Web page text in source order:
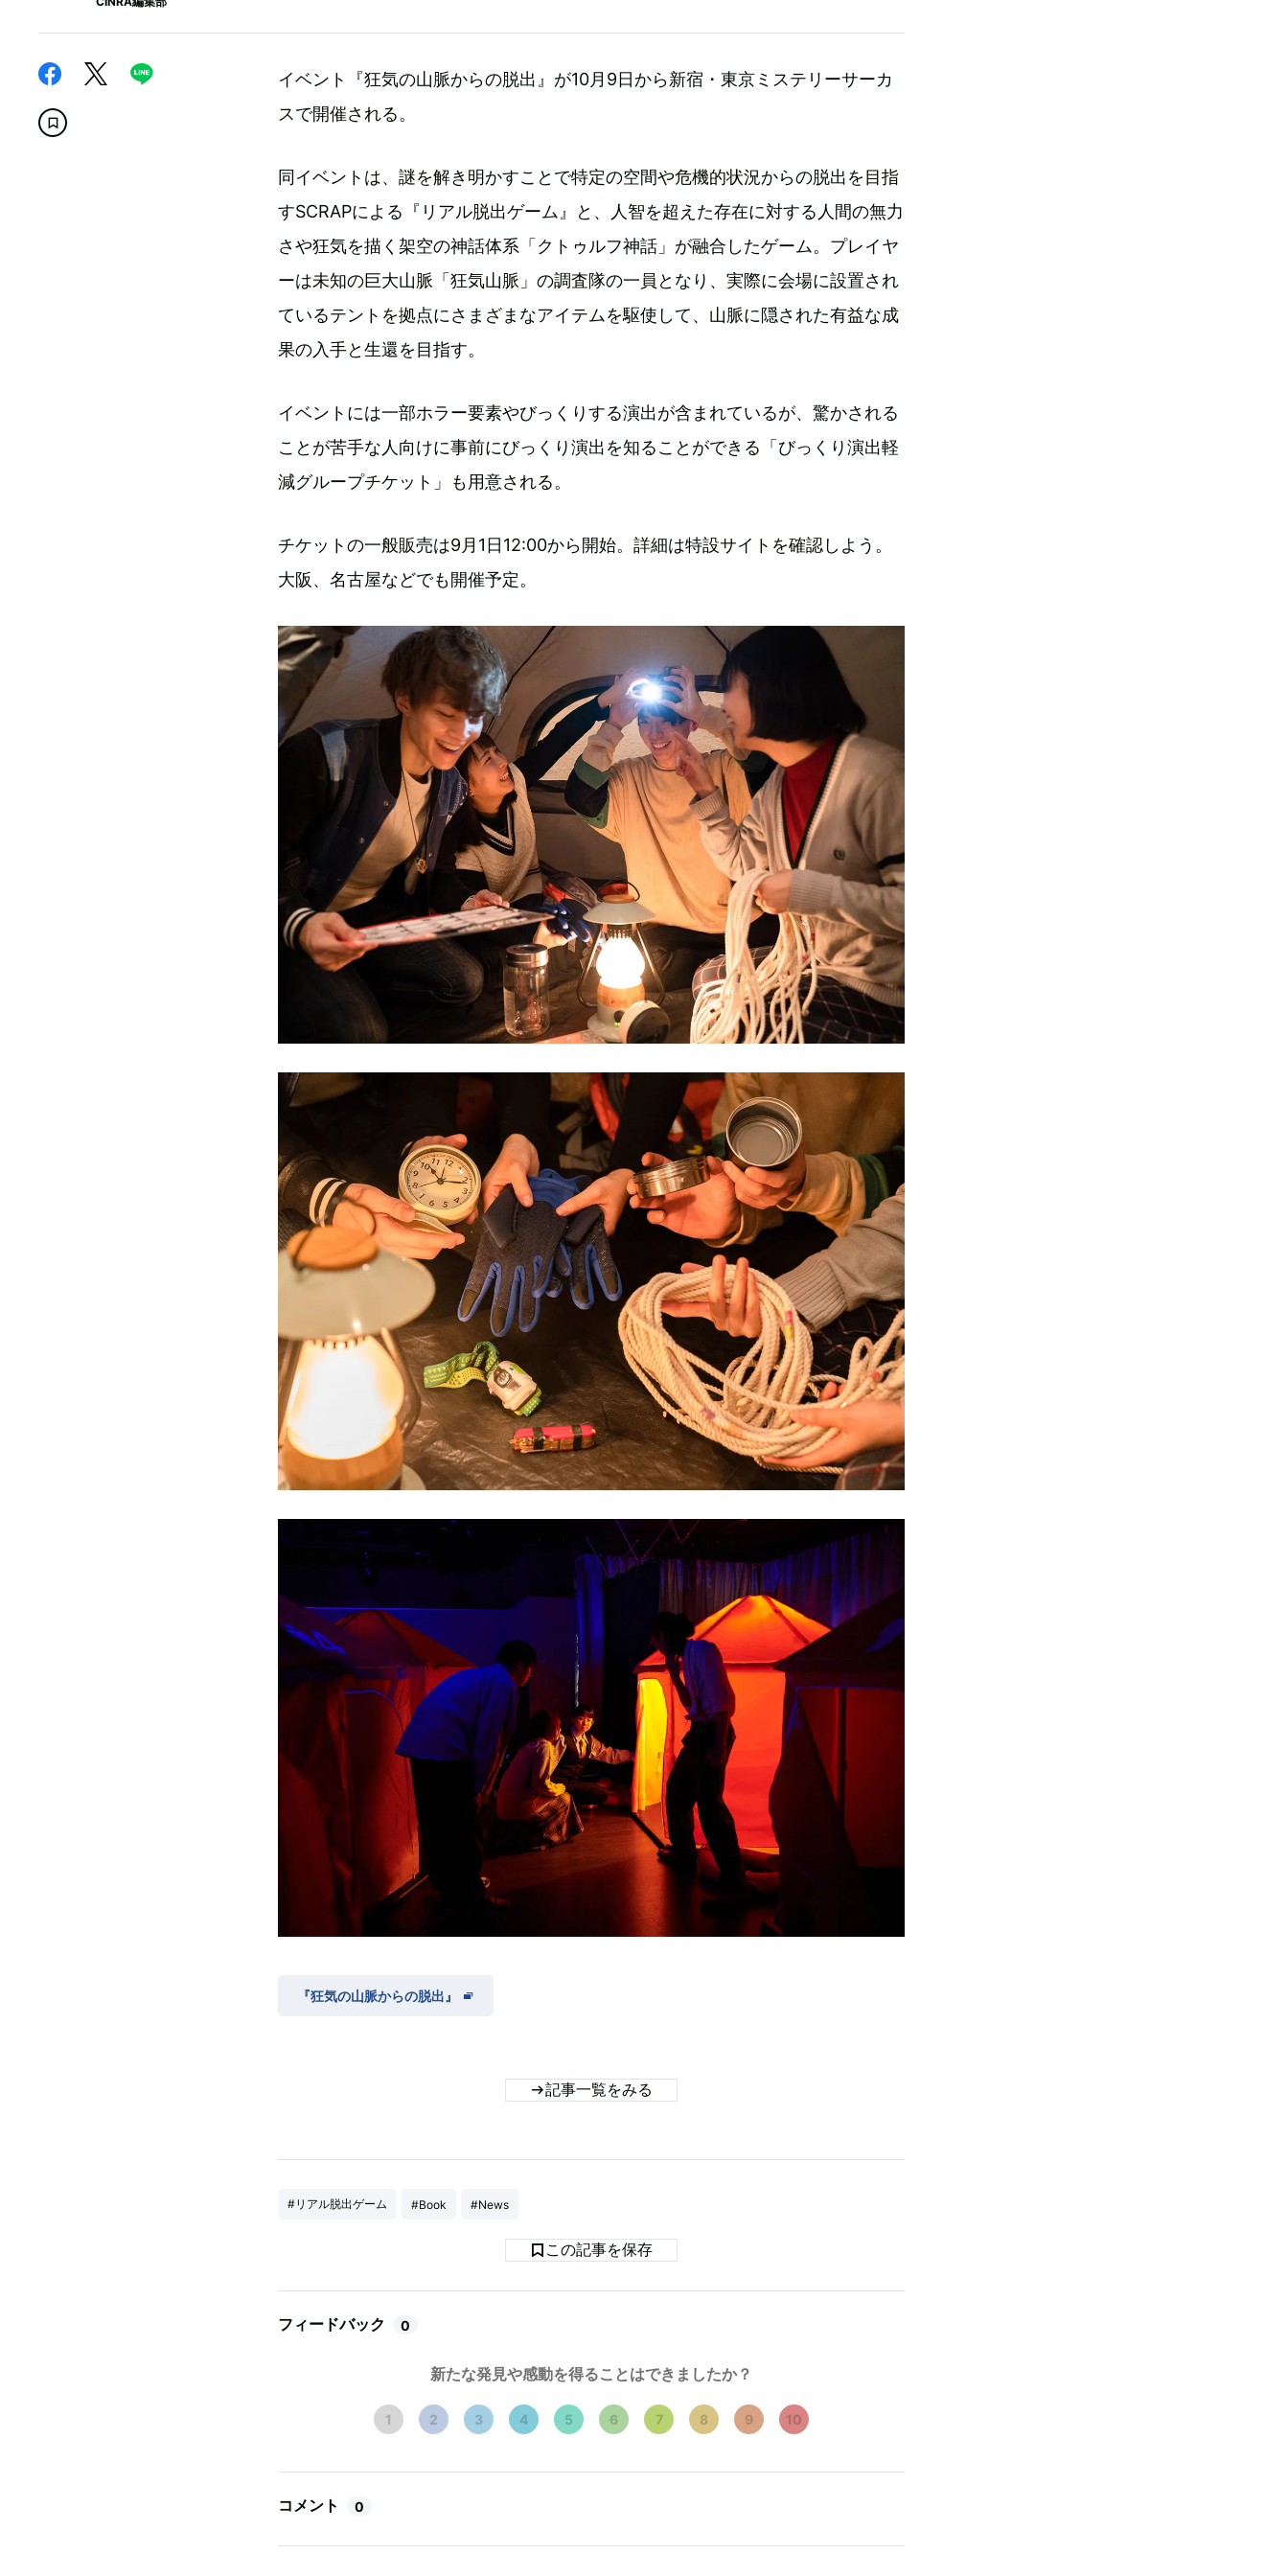
イベント『狂気の山脈からの脱出』が10月9日から新宿・東京ミステリーサーカ
スで開催される。
同イベントは、謎を解き明かすことで特定の空間や危機的状況からの脱出を目指
すSCRAPによる『リアル脱出ゲーム』と、人智を超えた存在に対する人間の無力
さや狂気を描く架空の神話体系「クトゥルフ神話」が融合したゲーム。プレイヤ
ーは未知の巨大山脈「狂気山脈」の調査隊の一員となり、実際に会場に設置され
ているテントを拠点にさまざまなアイテムを駆使して、山脈に隠された有益な成
果の入手と生還を目指す。
イベントには一部ホラー要素やびっくりする演出が含まれているが、驚かされる
ことが苦手な人向けに事前にびっくり演出を知ることができる「びっくり演出軽
減グループチケット」も用意される。
チケットの一般販売は9月1日12:00から開始。詳細は特設サイトを確認しよう。
大阪、名古屋などでも開催予定。
『狂気の山脈からの脱出』
記事一覧をみる
#リアル脱出ゲーム #Book #News
この記事を保存
フィードバック 0
新たな発見や感動を得ることはできましたか？
1 2 3 4 5 6 7 8 9 10
コメント 0